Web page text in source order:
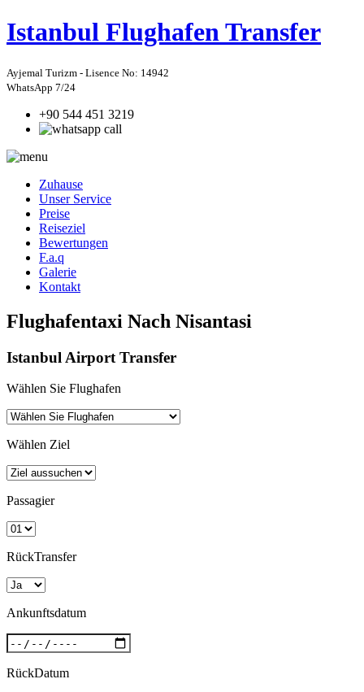
Istanbul Flughafen Transfer
Ayjemal Turizm - Lisence No: 14942
WhatsApp 7/24
+90 544 451 3219
Zuhause
Unser Service
Preise
Reiseziel
Bewertungen
F.a.q
Galerie
Kontakt
Flughafentaxi Nach Nisantasi
Istanbul Airport Transfer
Wählen Sie Flughafen
Wählen Ziel
Passagier
RückTransfer
Ankunftsdatum
RückDatum